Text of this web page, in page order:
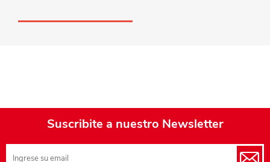
Suscribite a nuestro Newsletter